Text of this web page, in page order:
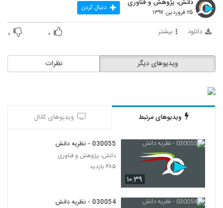
58
030060 - فلسفه زبان
030061 - فلسفه زبان
030062 - فلسفه زبان
63
030063 - فلسفه زبان
۵۹۴ بازدید
دانش، پژوهش و فناوری
۲۵ فروردین ۱۳۹۷ دنبال کردن
دانلود بیشتر ۰ ۰
نظرات ویدیوهای دیگر
ویدیوهای مرتبط ویدیوهای کانال
۱۰:۳۹
030055 - نظریه دانش
دانش، پژوهش و فناوری
۴۸۵ بازدید
030054 - نظریه دانش